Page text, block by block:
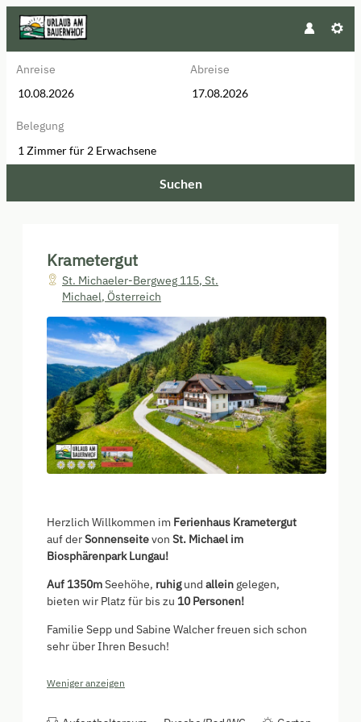
Anreise Abreise
Belegung
1 Zimmerfür 2 Erwachsene
Suchen
Krametergut
St. Michaeler-Bergweg 115, St.
Michael, Österreich
Herzlich Willkommen im Ferienhaus Krametergut
auf derSonnenseitevon St. Michael im
Biosphärenpark Lungau!
Auf 1350mSeehöhe, ruhigund allein gelegen,
bieten wir Platz für bis zu 10 Personen!
Familie Sepp und Sabine Walcher freuen sich schon
sehr über Ihren Besuch!
Weniger anzeigen